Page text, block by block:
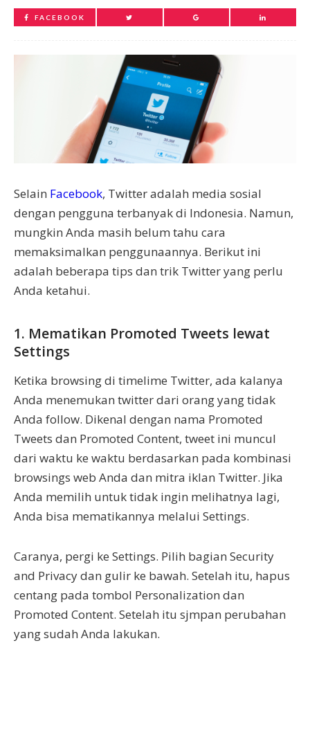
FACEBOOK
Selain Facebook, Twitter adalah media sosial
dengan pengguna terbanyak di Indonesia. Namun,
mungkin Anda masih belum tahu cara
memaksimalkan penggunaannya. Berikut ini
adalah beberapa tips dan trik Twitter yang perlu
Anda ketahui.
1. Mematikan Promoted Tweets lewat
Settings
Ketika browsing di timelime Twitter, ada kalanya
Anda menemukan twitter dari orang yang tidak
Anda follow. Dikenal dengan nama Promoted
Tweets dan Promoted Content, tweet ini muncul
dari waktu ke waktu berdasarkan pada kombinasi
browsings web Anda dan mitra iklan Twitter. Jika
Anda memilih untuk tidak ingin melihatnya lagi,
Anda bisa mematikannya melalui Settings.
Caranya, pergi ke Settings. Pilih bagian Security
and Privacy dan gulir ke bawah. Setelah itu, hapus
centang pada tombol Personalization dan
Promoted Content. Setelah itu sjmpan perubahan
yang sudah Anda lakukan.